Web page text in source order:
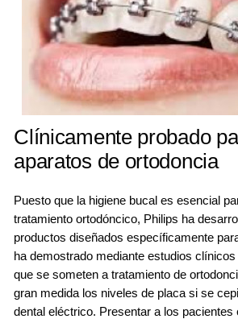
Clínicamente probado
aparatos de ortodoncia
Puesto que la higiene bucal es esencial
tratamiento ortodóncico, Philips ha
productos diseñados específicamente
ha demostrado mediante estudios
que se someten a tratamiento de
gran medida los niveles de placa si se
dental eléctrico. Presentar a los pacientes